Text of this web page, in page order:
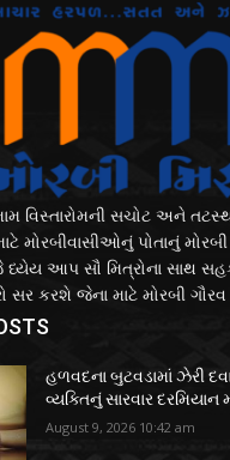
વિસ્તારોમની સચોટ અને
મોરબીવાસીઓનું પોતાનું
આપ સૌ મિત્રોના સાથ
સર કરશે જેના માટે મોરબી
હળવદના બુટવડામાં ઝેરી દવા
વ્યક્તિનું સારવાર દરમિયાન
August 9, 2026 10:42 am